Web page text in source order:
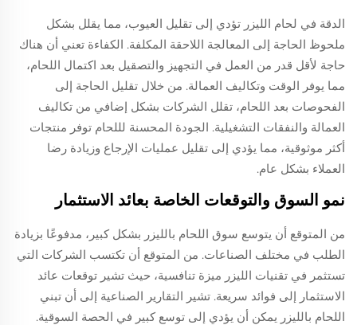
الدقة في لحام الليزر تؤدي إلى تقليل العيوب، مما يقلل بشكل
ملحوظ الحاجة إلى المعالجة اللاحقة المكلفة. الكفاءة تعني أن هناك
حاجة لأقل قدر من العمل في التجهيز والتصقيل بعد اكتمال اللحام،
مما يوفر الوقت وتكاليف العمالة. من خلال تقليل الحاجة إلى
الفحوصات بعد اللحام، تقلل الشركات بشكل إضافي من تكاليف
العمالة والنفقات التشغيلية. الجودة المحسنة لللحام توفر منتجات
أكثر موثوقية، مما يؤدي إلى تقليل عمليات الإرجاع وزيادة رضا
العملاء بشكل عام.
نمو السوق والتوقعات الخاصة بعائد الاستثمار
من المتوقع أن يتوسع سوق اللحام بالليزر بشكل كبير، مدفوعًا بزيادة
الطلب في مختلف الصناعات. من المتوقع أن تكتسب الشركات التي
تستثمر في تقنيات الليزر ميزة تنافسية، حيث تشير توقعات عائد
الاستثمار إلى فوائد سريعة. تشير التقارير الصناعية إلى أن تبني
اللحام بالليزر يمكن أن يؤدي إلى توسع كبير في الحصة السوقية.